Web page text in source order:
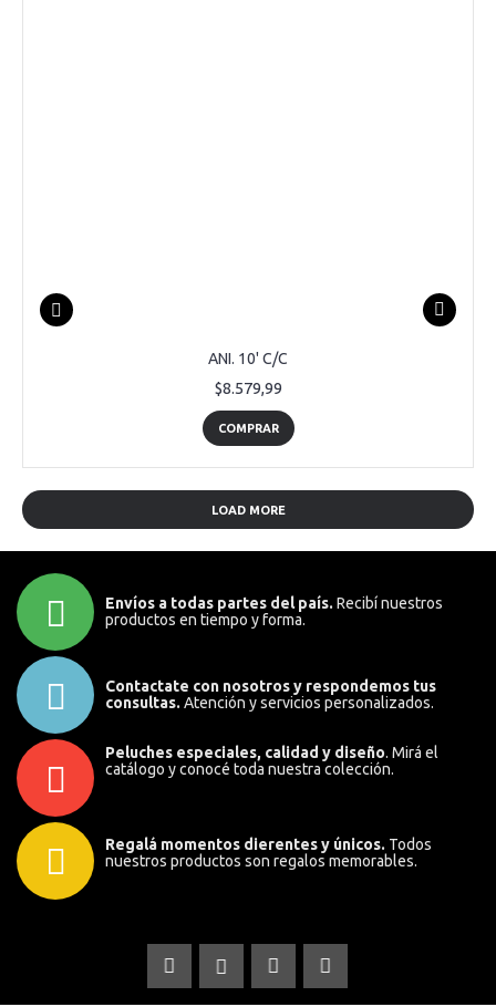
ANI. 10' C/C
$8.579,99
COMPRAR
LOAD MORE
Envíos a todas partes del país. Recibí nuestros
productos en tiempo y forma.
Contactate con nosotros y respondemos tus
consultas. Atención y servicios personalizados.
Peluches especiales, calidad y diseño. Mirá el
catálogo y conocé toda nuestra colección.
Regalá momentos dierentes y únicos. Todos
nuestros productos son regalos memorables.